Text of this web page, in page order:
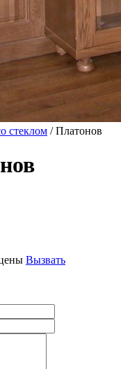
стеклом / Платонов
Вызвать